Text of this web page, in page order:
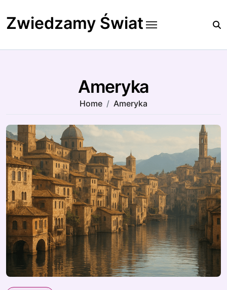
to
content
Zwiedzamy Świat
Ameryka
Home Ameryka